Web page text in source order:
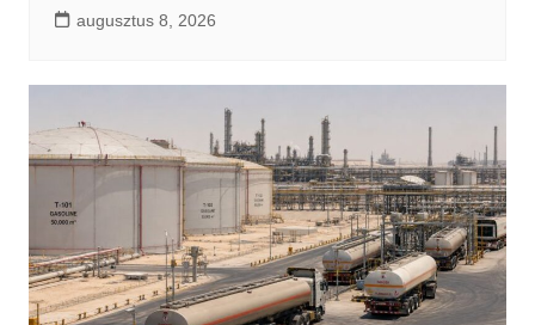
augusztus 8, 2026